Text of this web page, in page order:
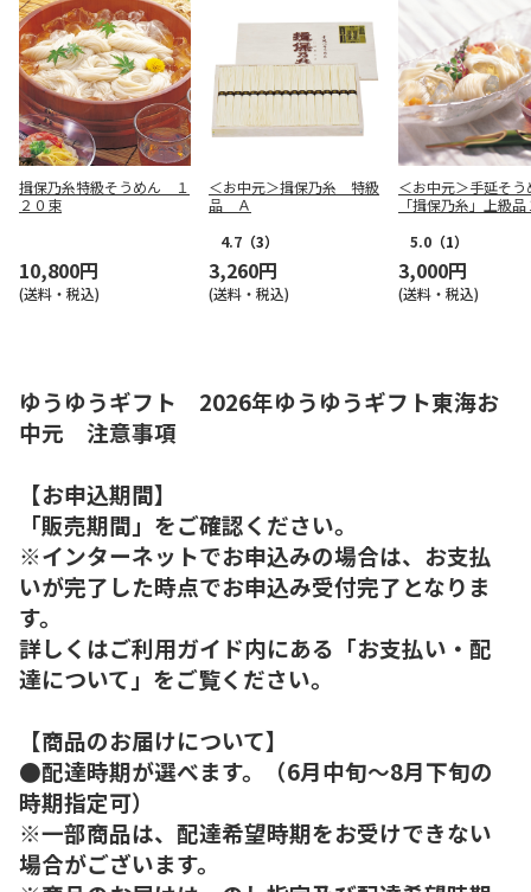
揖保乃糸特級そうめん １
２０束
10,800円
(送料・税込)
＜お中元＞揖保乃糸 特級
品 Ａ
4.7 （3）
3,260円
(送料・税込)
＜お中元＞手延そう
「揖保乃糸」上級
5.0 （1）
3,000円
(送料・税込)
ゆうゆうギフト 2026年ゆうゆうギフト東海お
中元 注意事項
【お申込期間】
「販売期間」をご確認ください。
※インターネットでお申込みの場合は、お支払
いが完了した時点でお申込み受付完了となりま
す。
詳しくはご利用ガイド内にある「お支払い・配
達について」をご覧ください。
【商品のお届けについて】
●配達時期が選べます。（6月中旬～8月下旬の
時期指定可）
※一部商品は、配達希望時期をお受けできない
場合がございます。